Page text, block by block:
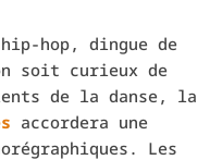
hop, dingue de
soit curieux de
de la danse, la
accordera une
Les